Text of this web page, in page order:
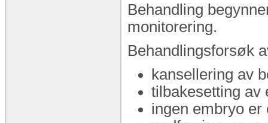
Behandling
monitorering.
Behandlingsforsøk
kansellering av
tilbakesetting av
ingen embryo er